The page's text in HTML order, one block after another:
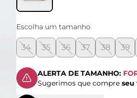
Escolha um tamanho
34 35 36 37 38 39
ALERTA DE TAMANHO:
Sugerimos que compre seu